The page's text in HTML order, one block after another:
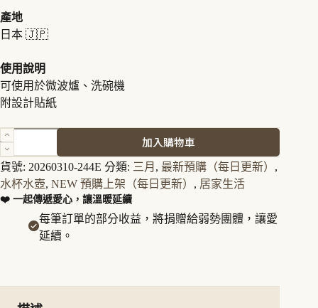
產地
日本 🇯🇵
使用說明
可使用於微波爐、洗碗機
附設計貼紙
日
本
達
摩
湯
日
加入購物車
貨號: 20260310-244E 分類: 三月 , 最新預購（每日更新） ,
水杯水壺, NEW 預購上架（每日更新） , 居家生活
❤️ 一起傳遞愛心，讓溫暖延續
每筆訂單的部分收益，將捐贈給弱勢團體，讓愛
延續。